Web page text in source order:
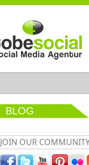
BLOG
JOIN OUR